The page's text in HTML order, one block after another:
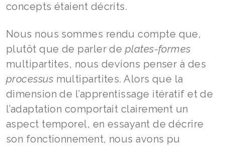
concepts étaient décrits.
Nous nous sommes rendu compte que,
plutôt que de parler de plates-formes
multipartites, nous devions penser à des
processus multipartites. Alors que la
dimension de l’apprentissage itératif et de
l’adaptation comportait clairement un
aspect temporel, en essayant de décrire
son fonctionnement, nous avons pu